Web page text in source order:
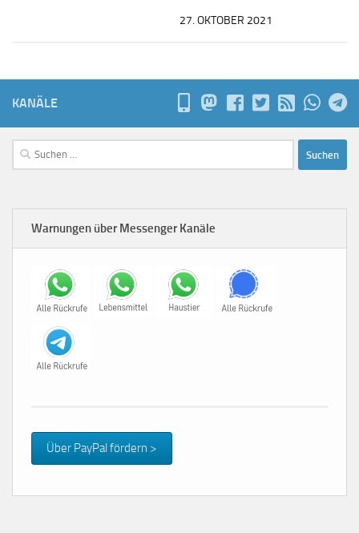
27. OKTOBER 2021
KANÄLE
Suchen
nach:
Warnungen über Messenger Kanäle
Über PayPal fördern >